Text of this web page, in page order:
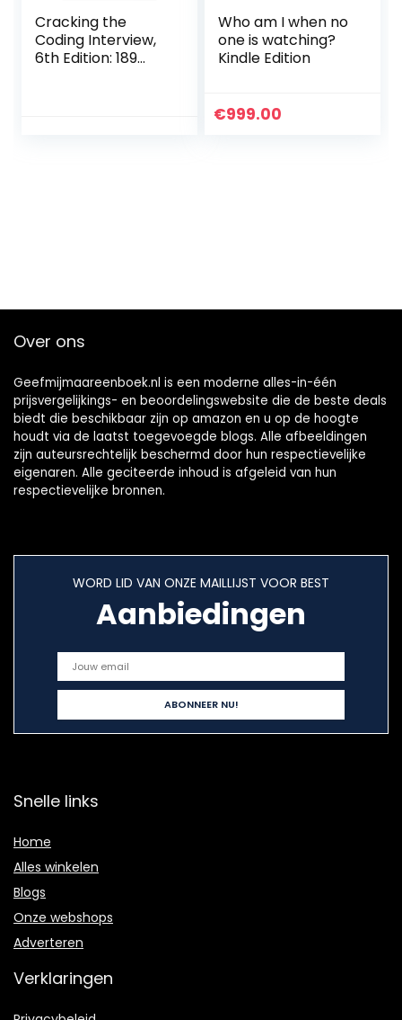
Cracking the
Coding Interview,
6th Edition: 189
Who am I when no
one is watching?
Kindle Edition
€999.00
Over ons
Geefmijmaareenboek.nl is een moderne alles-in-één
prijsvergelijkings- en beoordelingswebsite die de beste deals
biedt die beschikbaar zijn op amazon en u op de hoogte
houdt via de laatst toegevoegde blogs. Alle afbeeldingen
zijn auteursrechtelijk beschermd door hun respectievelijke
eigenaren. Alle geciteerde inhoud is afgeleid van hun
respectievelijke bronnen.
WORD LID VAN ONZE MAILLIJST VOOR BEST
Aanbiedingen
Snelle links
Home
Alles winkelen
Blogs
Onze webshops
Adverteren
Verklaringen